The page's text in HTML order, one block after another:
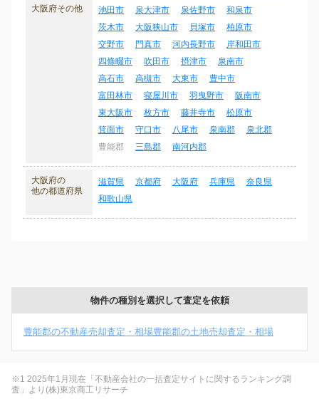
大阪府その他 池田市 泉大津市 泉佐野市
和泉市
茨木市
大阪狭山市 貝塚市
柏原市
交野市
門真市 河内長野市
岸和田市
四條畷市
吹田市 摂津市
泉南市
高石市
高槻市 大東市
豊中市
富田林市
寝屋川市 羽曳野市
阪南市
東大阪市
枚方市 藤井寺市
松原市
箕面市
守口市 八尾市 泉南郡
泉北郡
豊能郡
三島郡 南河内郡
大阪府の
他の都道府県
滋賀県 京都府 大阪府 兵庫県
奈良県
和歌山県
物件の種別を選択して査定を依頼
豊能郡の不動産売却査定・相場豊能郡の土地売却査定・相場
※1 2025年1月現在「不動産会社の一括査定サイトに関するランキング調
査」より(株)東京商工リサーチ